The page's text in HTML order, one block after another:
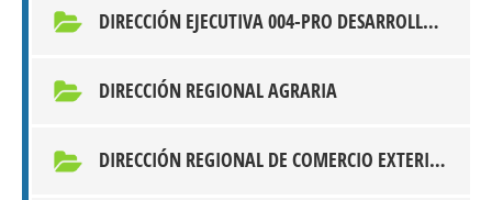
DIRECCIÓN EJECUTIVA 004-PRO DESARROLLO APURIMAC
DIRECCIÓN REGIONAL AGRARIA
DIRECCIÓN REGIONAL DE COMERCIO EXTERIOR Y TURISMO - DIRCETUR